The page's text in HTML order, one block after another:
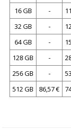
16 GB
-
32 GB
-
64 GB
-
128 GB
-
256 GB
-
512 GB
86,57 €